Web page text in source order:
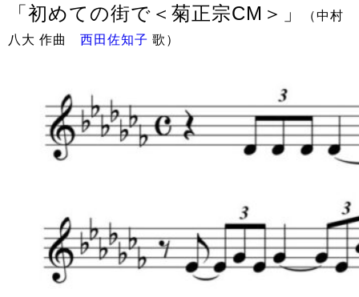
「初めての街で＜菊正宗CM＞」
（中村
八大 作曲 西田佐知子 歌）